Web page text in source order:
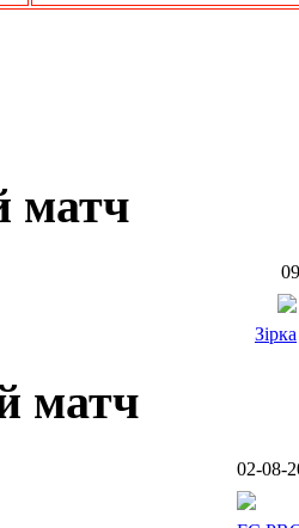
матч
Зірка
матч
02-08-